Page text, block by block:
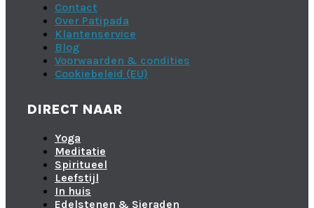
Contact
Over Patipada
Klantenservice
Blog
Voorwaarden & condities
Cookiebeleid (EU)
DIRECT NAAR
Yoga
Meditatie
Spiritueel
Leefstijl
In huis
Edelstenen & Sieraden